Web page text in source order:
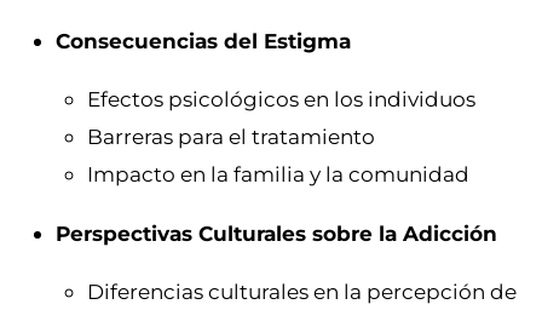
Consecuencias del Estigma
Efectos psicológicos en los individuos
Barreras para el tratamiento
Impacto en la familia y la comunidad
Perspectivas Culturales sobre la Adicción
Diferencias culturales en la percepción de